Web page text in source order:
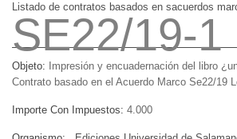
Listado de contratos basados en sacuerdos
SE22/19-1
Objeto:
Impresión y encuadernación del libro
Contrato basado en el Acuerdo Marco Se22/19
Importe Con Impuestos: 4.000